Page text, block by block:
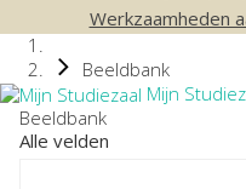
Werkzaamheden
Beeldbank
Mijn
Beeldbank
Alle velden